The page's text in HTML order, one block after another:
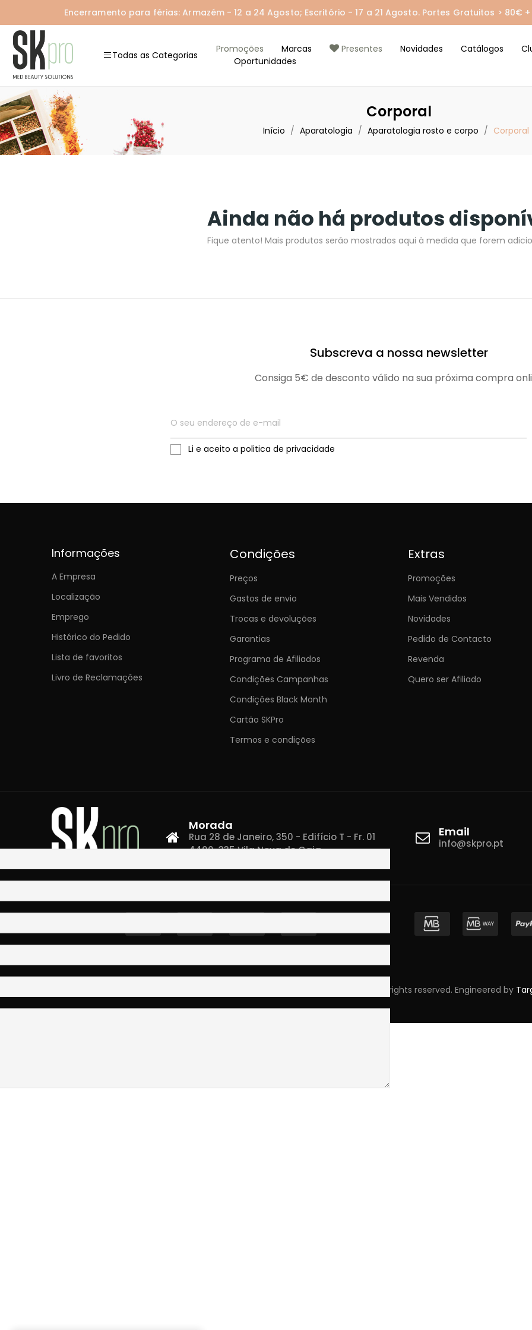
Encerramento para férias: Armazém - 12 a 24 Agosto; Escritório - 17 a 21 Agosto. Portes Gratuitos > 80€
Todas as Categorias
Promoções Marcas Presentes Novidades Catálogos
Oportunidades
Corporal
Início Aparatologia Aparatologia rosto e corpo Corporal
Ainda não há produtos
Fique atento! Mais produtos serão mostrados aqui à medida que forem
Subscreva a nossa newsletter
Consiga 5€ de desconto válido na sua próxima compra
Li e aceito a politica de privacidade
Informações
A Empresa
Localização
Emprego
Histórico do Pedido
Lista de favoritos
Livro de Reclamações
Condições
Preços
Gastos de envio
Trocas e devoluções
Garantias
Programa de Afiliados
Condições Campanhas
Condições Black Month
Cartão SKPro
Termos e condições
Extras
Promoções
Mais Vendidos
Novidades
Pedido de Contacto
Revenda
Quero ser Afiliado
Morada
Rua 28 de Janeiro, 350 - Edifício T - Fr. 01
4400-335 Vila Nova de Gaia
Email
info@skpro.pt
Copyright © 2023 Skpro, Lda. All rights reserved. Engineered by